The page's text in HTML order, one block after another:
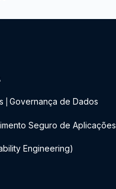
Governança de Dados
Seguro de Aplicações
Engineering)